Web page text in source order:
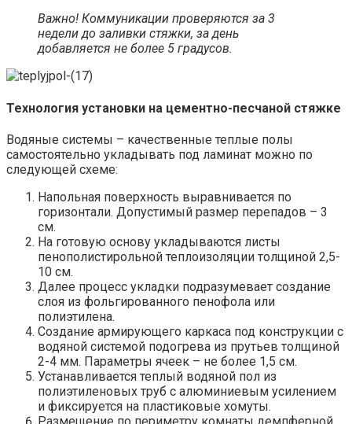
Важно! Коммуникации проверяются за 3
недели до заливки стяжки, за день
добавляется не более 5 градусов.
Технология установки на цементно-песчаной стяжке
Водяные системы – качественные теплые полы
самостоятельно укладывать под ламинат можно по
следующей схеме:
Напольная поверхность выравнивается по
горизонтали. Допустимый размер перепадов – 3
см.
На готовую основу укладываются листы
пенополистирольной теплоизоляции толщиной 2,5-
10 см.
Далее процесс укладки подразумевает создание
слоя из фольгированного пенофола или
полиэтилена.
Создание армирующего каркаса под конструкции с
водяной системой подогрева из прутьев толщиной
2-4 мм. Параметры ячеек – не более 1,5 см.
Устанавливается теплый водяной пол из
полиэтиленовых труб с алюминиевым усилением
и фиксируется на пластиковые хомуты.